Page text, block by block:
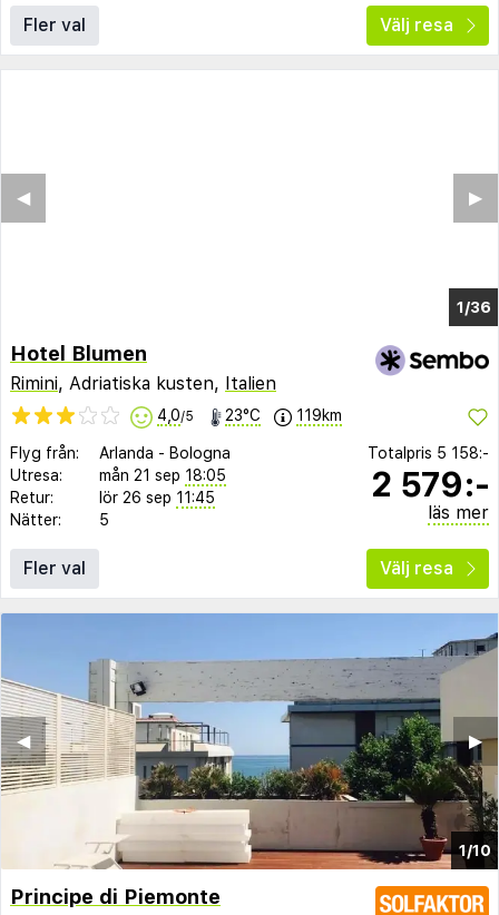
Fler val Välj resa
1/29
▶︎
◀︎
Hotel Blumen
Rimini, Adriatiska kusten, Italien
4,0/5 23°C 119km
Flyg från: Arlanda - Bologna
Utresa:
mån 21 sep 18:05
Retur:
lör 26 sep 11:45
Nätter:
5
Totalpris 5 158:-
2 579:-
läs mer
Fler val Välj resa
1/10
▶︎
◀︎
Principe di Piemonte